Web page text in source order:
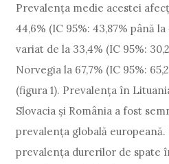
Prevalența medie acestei
44,6% (IC 95%: 43,87% până
variat de la 33,4% (IC 95%:
Norvegia la 67,7% (IC 95%:
(figura 1). Prevalența în
Slovacia și România a fost
prevalența globală europeană.
prevalența durerilor de spate